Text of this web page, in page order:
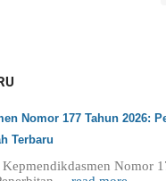
Nomor 177 Tahun 2026:
Terbaru
Nomor